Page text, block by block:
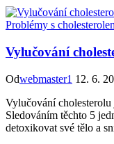
Problémy s
Vylučování
Odwebmaster1 12. 6.
Vylučování
Sledováním těchto 5
detoxikovat své tělo a